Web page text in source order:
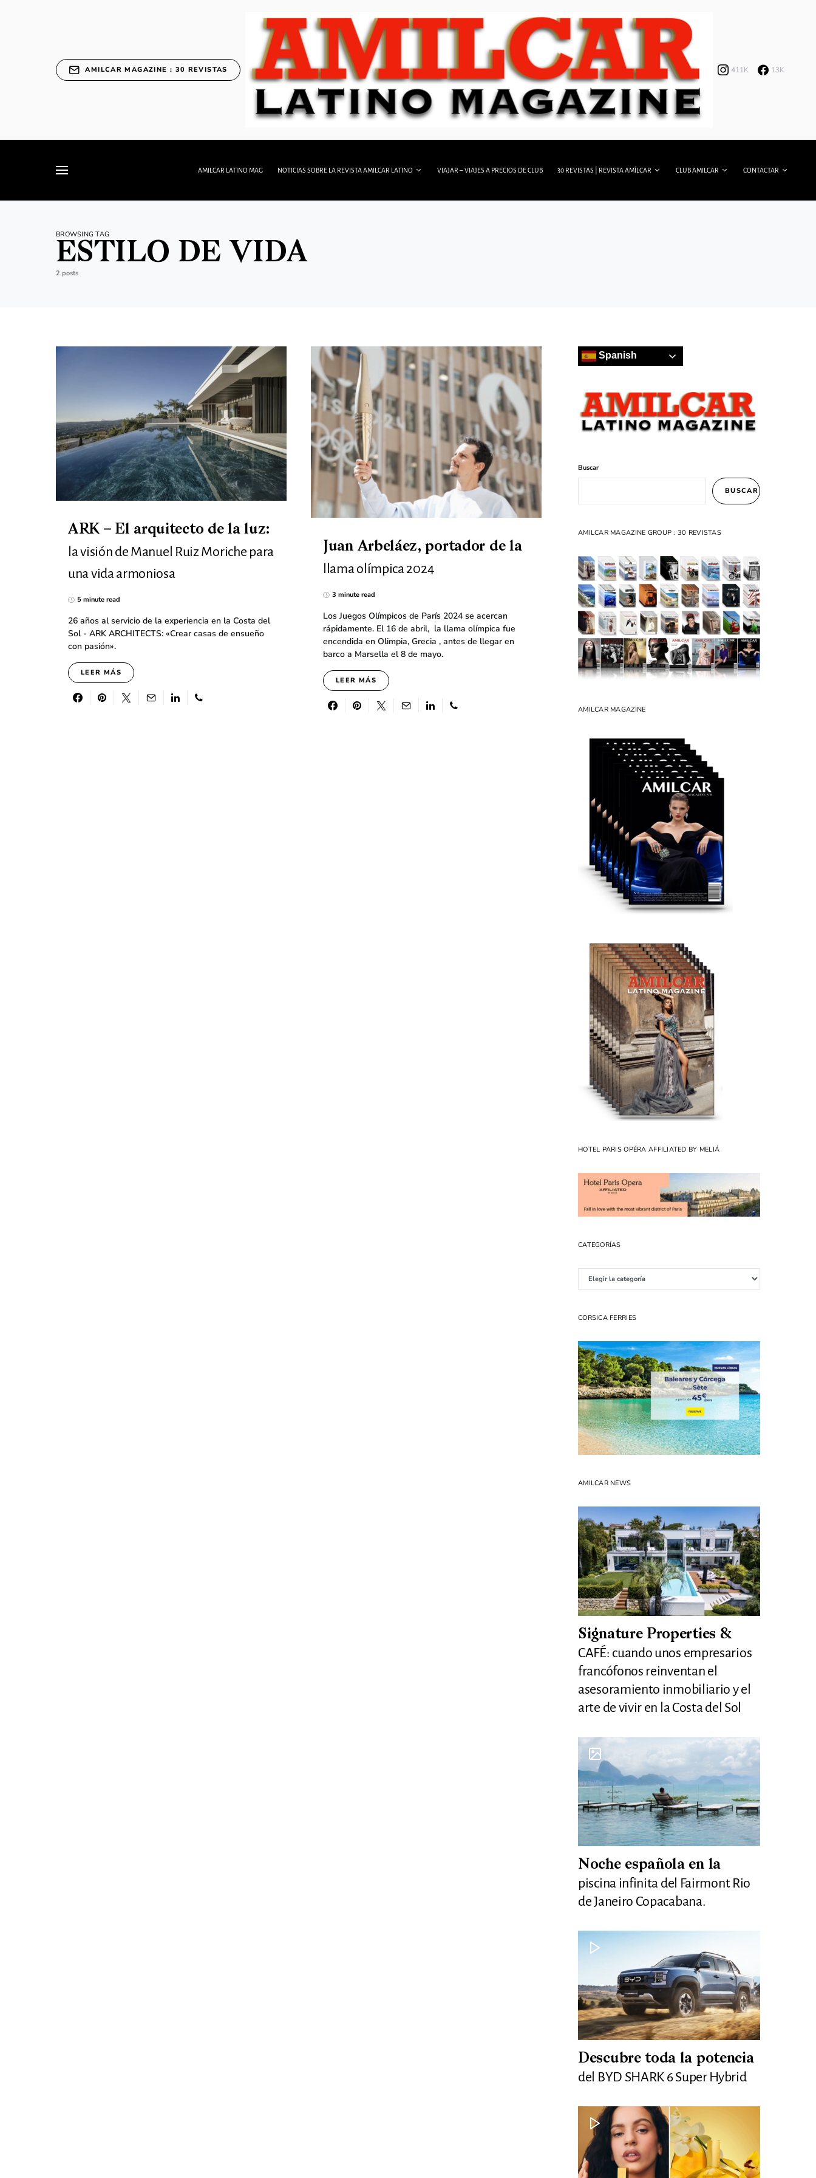
AMILCAR MAGAZINE : 30 REVISTAS 411K 13K
AMILCAR LATINO MAG NOTICIAS SOBRE LA REVISTA AMILCAR LATINO VIAJAR – VIAJES A PRECIOS DE CLUB 30 REVISTAS | REVISTA AMÍLCAR CLUB AMILCAR CONTACTAR
BROWSING TAG
ESTILO DE VIDA
2 posts
ARK – El arquitecto de la luz:
la visión de Manuel Ruiz Moriche para
una vida armoniosa
5 minute read
26 años al servicio de la experiencia en la Costa del
Sol - ARK ARCHITECTS: «Crear casas de ensueño
con pasión».
LEER MÁS
Juan Arbeláez, portador de la
llama olímpica 2024
3 minute read
Los Juegos Olímpicos de París 2024 se acercan
rápidamente. El 16 de abril, la llama olímpica fue
encendida en Olimpia, Grecia , antes de llegar en
barco a Marsella el 8 de mayo.
LEER MÁS
Spanish
Buscar
BUSCAR
AMILCAR MAGAZINE GROUP : 30 REVISTAS
AMILCAR MAGAZINE
HOTEL PARIS OPÉRA AFFILIATED BY MELIÁ
CATEGORÍAS
CORSICA FERRIES
AMILCAR NEWS
Signature Properties &
CAFÉ: cuando unos empresarios
francófonos reinventan el
asesoramiento inmobiliario y el
arte de vivir en la Costa del Sol
Noche española en la
piscina infinita del Fairmont Rio
de Janeiro Copacabana.
Descubre toda la potencia
del BYD SHARK 6 Super Hybrid